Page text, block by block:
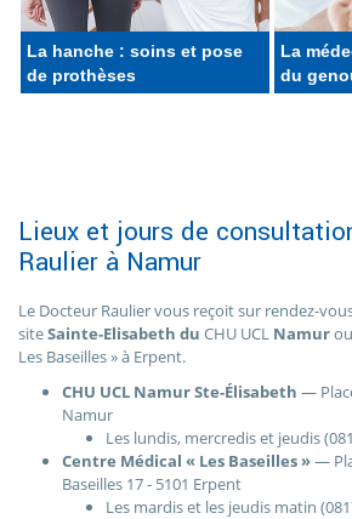
La hanche : soins et pose
de prothèses
La
du
Lieux et jours de
Raulier à Namur
Le Docteur Raulier vous reçoit sur rendez-
siteSainte-Elisabeth du CHU UCL Namur
Les Baseilles » à Erpent.
CHU UCL Namur Ste-Élisabeth —
Namur
Les lundis, mercredis et jeudis
Centre Médical « Les Baseilles »—
Baseilles 17 - 5101 Erpent
Les mardis et les jeudis matin